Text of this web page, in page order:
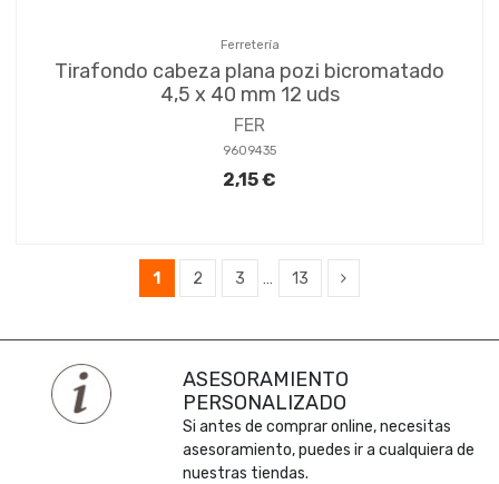
Ferretería
Tirafondo cabeza plana pozi bicromatado
4,5 x 40 mm 12 uds
FER
9609435
2,15 €
1 2 3 … 13
ASESORAMIENTO
PERSONALIZADO
Si antes de comprar online, necesitas
asesoramiento, puedes ir a cualquiera de
nuestras tiendas.